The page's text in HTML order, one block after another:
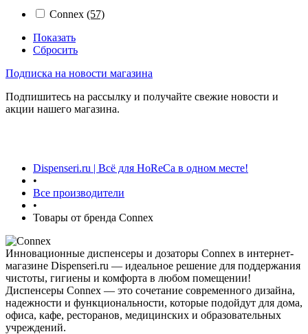
Connex (57)
Показать
Сбросить
Подписка на новости магазина
Подпишитесь на рассылку и получайте свежие новости и
акции нашего магазина.
Dispenseri.ru | Всё для HoReCa в одном месте!
•
Все производители
•
Товары от бренда Connex
Инновационные диспенсеры и дозаторы Connex в интернет-
магазине Dispenseri.ru — идеальное решение для поддержания
чистоты, гигиены и комфорта в любом помещении!
Диспенсеры Connex — это сочетание современного дизайна,
надежности и функциональности, которые подойдут для дома,
офиса, кафе, ресторанов, медицинских и образовательных
учреждений.